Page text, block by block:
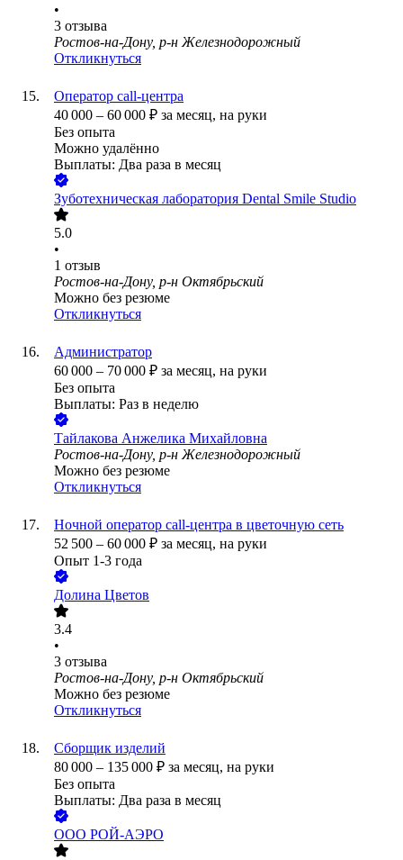
•
3 отзыва
Ростов-на-Дону, р-н Железнодорожный
Откликнуться
Оператор call-центра
40 000 – 60 000 ₽ за месяц, на руки
Без опыта
Можно удалённо
Выплаты: Два раза в месяц
Зуботехническая лаборатория Dental Smile Studio
5.0
•
1 отзыв
Ростов-на-Дону, р-н Октябрьский
Можно без резюме
Откликнуться
Администратор
60 000 – 70 000 ₽ за месяц, на руки
Без опыта
Выплаты: Раз в неделю
Тайлакова Анжелика Михайловна
Ростов-на-Дону, р-н Железнодорожный
Можно без резюме
Откликнуться
Ночной оператор call-центра в цветочную сеть
52 500 – 60 000 ₽ за месяц, на руки
Опыт 1-3 года
Долина Цветов
3.4
•
3 отзыва
Ростов-на-Дону, р-н Октябрьский
Можно без резюме
Откликнуться
Сборщик изделий
80 000 – 135 000 ₽ за месяц, на руки
Без опыта
Выплаты: Два раза в месяц
ООО РОЙ-АЭРО